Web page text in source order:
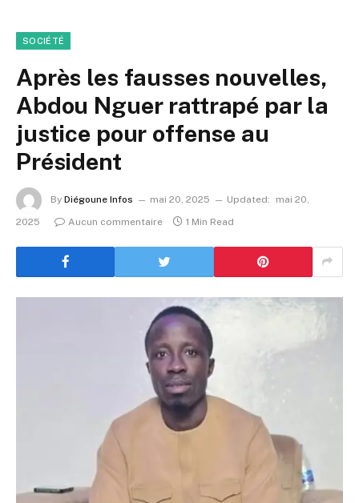
SOCIÉTÉ
Après les fausses nouvelles,
Abdou Nguer rattrapé par la
justice pour offense au
Président
By Diégoune Infos mai 20, 2025 Updated:
mai 20,
2025
Aucun commentaire 1 Min Read